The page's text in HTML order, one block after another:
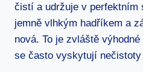
čistí a udržuje v perfektním
jemně vlhkým hadříkem a
nová. To je zvláště
se často vyskytují